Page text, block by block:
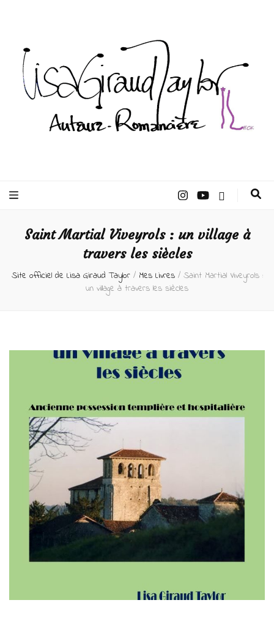
Taylor –
Auteur
Saint Martial Viveyrols : un village à
travers les siècles
Site officiel de Lisa Giraud Taylor / Mes Livres / Saint Martial Viveyrols :
un village à travers les siècles